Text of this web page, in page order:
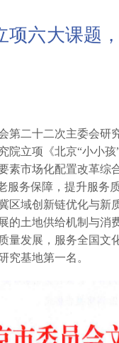
项六大课题
第二十二次主委会研
院立项《北京“小小
素市场化配置改革综
服务保障，提升服务
区域创新链优化与新
的土地供给机制与消
量发展，服务全国文
究基地第一名。